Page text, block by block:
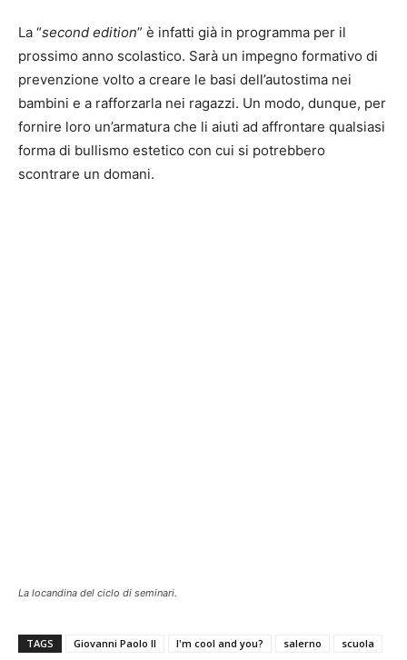
La “second edition” è infatti già in programma per il
prossimo anno scolastico. Sarà un impegno formativo di
prevenzione volto a creare le basi dell’autostima nei
bambini e a rafforzarla nei ragazzi. Un modo, dunque, per
fornire loro un’armatura che li aiuti ad affrontare qualsiasi
forma di bullismo estetico con cui si potrebbero
scontrare un domani.
La locandina del ciclo di seminari.
TAGS Giovanni Paolo II I'm cool and you? salerno scuola